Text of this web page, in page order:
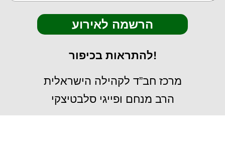
הרשמה לאירוע
להתראות בכיפור!
מרכז חב”ד לקהילה הישראלית
הרב מנחם ופייגי סלבטיצקי